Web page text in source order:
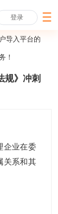
登录
导入平台的
！
规》冲刺
业在委
关系和其